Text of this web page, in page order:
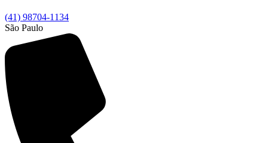
(41) 98704-1134
São Paulo